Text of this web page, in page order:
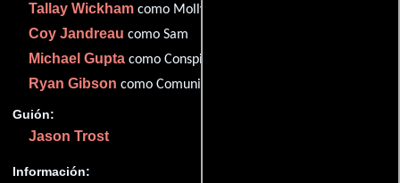
Tallay Wickham como Molly
Coy Jandreau como Sam
Michael Gupta como Conspiracy Theorist
Ryan Gibson como Comunicador coordinador
Guión:
Jason Trost
Información: